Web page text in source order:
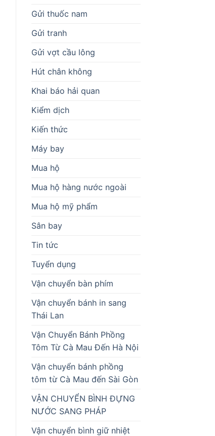
Gửi thuốc nam
Gửi tranh
Gửi vợt cầu lông
Hút chân không
Khai báo hải quan
Kiểm dịch
Kiến thức
Máy bay
Mua hộ
Mua hộ hàng nước ngoài
Mua hộ mỹ phẩm
Sân bay
Tin tức
Tuyển dụng
Vận chuyển bàn phím
Vận chuyển bánh in sang
Thái Lan
Vận Chuyển Bánh Phồng
Tôm Từ Cà Mau Đến Hà Nội
Vận chuyển bánh phồng
tôm từ Cà Mau đến Sài Gòn
VẬN CHUYỂN BÌNH ĐỰNG
NƯỚC SANG PHÁP
Vận chuyển bình giữ nhiệt